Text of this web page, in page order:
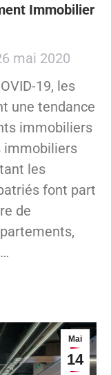
Immobilier
mai 2020
19, les
une tendance
immobiliers
immobiliers
les
font part
de
Mai
14